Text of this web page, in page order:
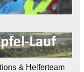
& Helferteam